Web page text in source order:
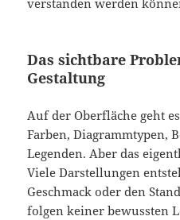
Das sichtbare
Gestaltung
Auf der Oberfläche geht
Farben, Diagrammtypen,
Legenden. Aber das
Viele Darstellungen
Geschmack oder den
folgen keiner bewussten